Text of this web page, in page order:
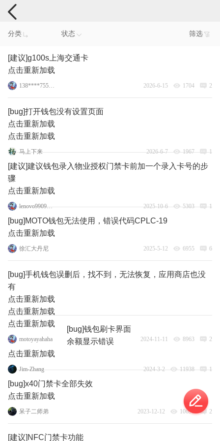
手机反馈
分类 状态 筛选
[建议]g100s上海交通卡
点击重新加载
138****7555_5 2026-6-15 1704 2
[bug]打开钱包没有设置页面
点击重新加载
点击重新加载
马上下来 2026-6-7 1967 1
[建议]建议钱包录入物业授权门禁卡前加一个录入卡号的步
骤
点击重新加载
lenovo99095963 2025-10-6 5303 1
[bug]MOTO钱包无法使用，错误代码CPLC-19
点击重新加载
徐汇大丹尼 2025-5-12 6955 6
[bug]手机钱包误删后，找不到，无法恢复，应用商店也没
有
点击重新加载
点击重新加载
点击重新加载
motoyayahaha 2024-11-11 8963 2
[bug]钱包刷卡界面
余额显示错误
点击重新加载
Jim-Zhang 2024-3-2 11938 1
[bug]x40门禁卡全部失效
点击重新加载
呆子二师弟 2023-12-12 10698 2
[建议]NFC门禁卡功能